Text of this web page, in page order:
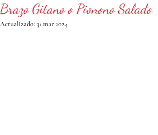
Brazo Gitano o Pionono Salado
Actualizado: 31 mar 2024